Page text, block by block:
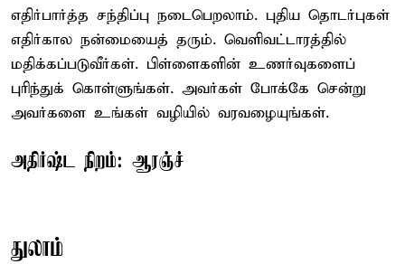
எதிர்பார்த்த சந்திப்பு நடைபெறலாம். புதிய தொடர்புகள்
எதிர்கால நன்மையைத் தரும். வெளிவட்டாரத்தில்
மதிக்கப்படுவீர்கள். பிள்ளைகளின் உணர்வுகளைப்
புரிந்துக் கொள்ளுங்கள். அவர்கள் போக்கே சென்று
அவர்களை உங்கள் வழியில் வரவழையுங்கள்.
அதிர்ஷ்ட நிறம்: ஆரஞ்ச்
துலாம்